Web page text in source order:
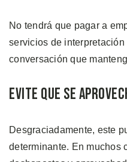
No tendrá que pagar a
servicios de
conversación que
Evite que se
Desgraciadamente, este
determinante. En muchos